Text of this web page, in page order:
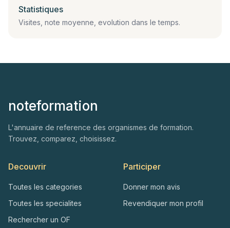
Statistiques
Visites, note moyenne, evolution dans le temps.
noteformation
L'annuaire de reference des organismes de formation.
Trouvez, comparez, choisissez.
Decouvrir
Toutes les categories
Toutes les specialites
Rechercher un OF
Participer
Donner mon avis
Revendiquer mon profil